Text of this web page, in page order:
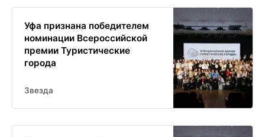
Уфа признана победителем
номинации Всероссийской
премии Туристические
города
Звезда